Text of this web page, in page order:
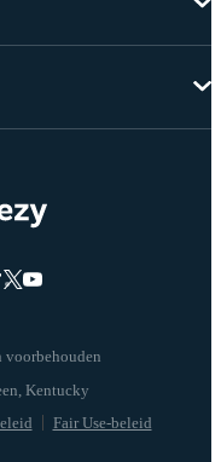
Fair Use-beleid